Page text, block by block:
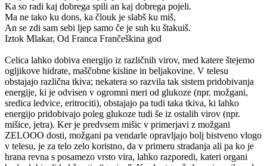
Ka so radi kaj dobrega spili an kaj dobrega pojeli.
Ma ne tako ku dons, ka člouk je slabš ku miš,
An se zdi sam sebi ljep samo če je suh ku štakuiš.
Iztok Mlakar, Od Franca Frančeškina god
Celica lahko dobiva energijo iz različnih virov, med katere štejemo
ogljikove hidrate, maščobne kisline in beljakovine. V telesu
obstajajo različna tkiva; nekatera so razvila tak sistem pridobivanja
energije, ki je odvisen v ogromni meri od glukoze (npr. možgani,
sredica ledvice, eritrociti), obstajajo pa tudi taka tkiva, ki lahko
energijo pridobivajo poleg glukoze tudi še iz ostalih virov (npr.
mišice, jetra). Ker je predvsem mišic v primerjavi z možgani
ZELOOO dosti, možgani pa vendarle opravljajo bolj bistveno vlogo
v telesu, je za telo zelo koristno, da v primeru stradanja ali pa ko je
hrana revna s posamezo vrsto vira, lahko razporedi, kateri organi